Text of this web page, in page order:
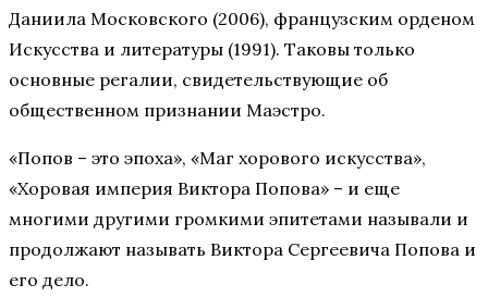
Даниила Московского (2006), французским орденом
Искусства и литературы (1991). Таковы только
основные регалии, свидетельствующие об
общественном признании Маэстро.
«Попов – это эпоха», «Маг хорового искусства»,
«Хоровая империя Виктора Попова» – и еще
многими другими громкими эпитетами называли и
продолжают называть Виктора Сергеевича Попова и
его дело.